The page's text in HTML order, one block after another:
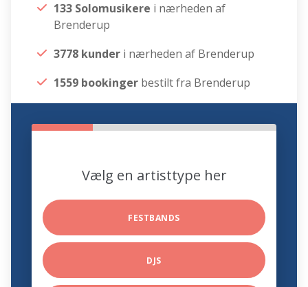
133 Solomusikere i nærheden af
Brenderup
3778 kunder i nærheden af Brenderup
1559 bookinger bestilt fra Brenderup
Vælg en artisttype her
FESTBANDS
DJS